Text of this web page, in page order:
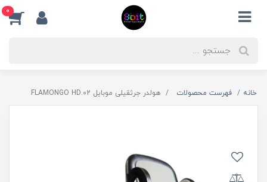
0
خانه فهرست محصولات هولدر جرثقیلی موبایل FLAMONGO HD.02